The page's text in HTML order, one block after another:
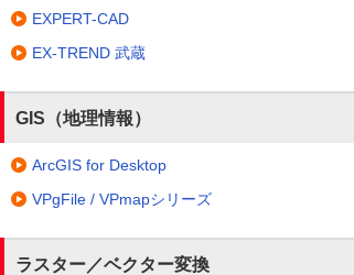
EXPERT-CAD
EX-TREND 武蔵
GIS（地理情報）
ArcGIS for Desktop
VPgFile / VPmapシリーズ
ラスター／ベクター変換